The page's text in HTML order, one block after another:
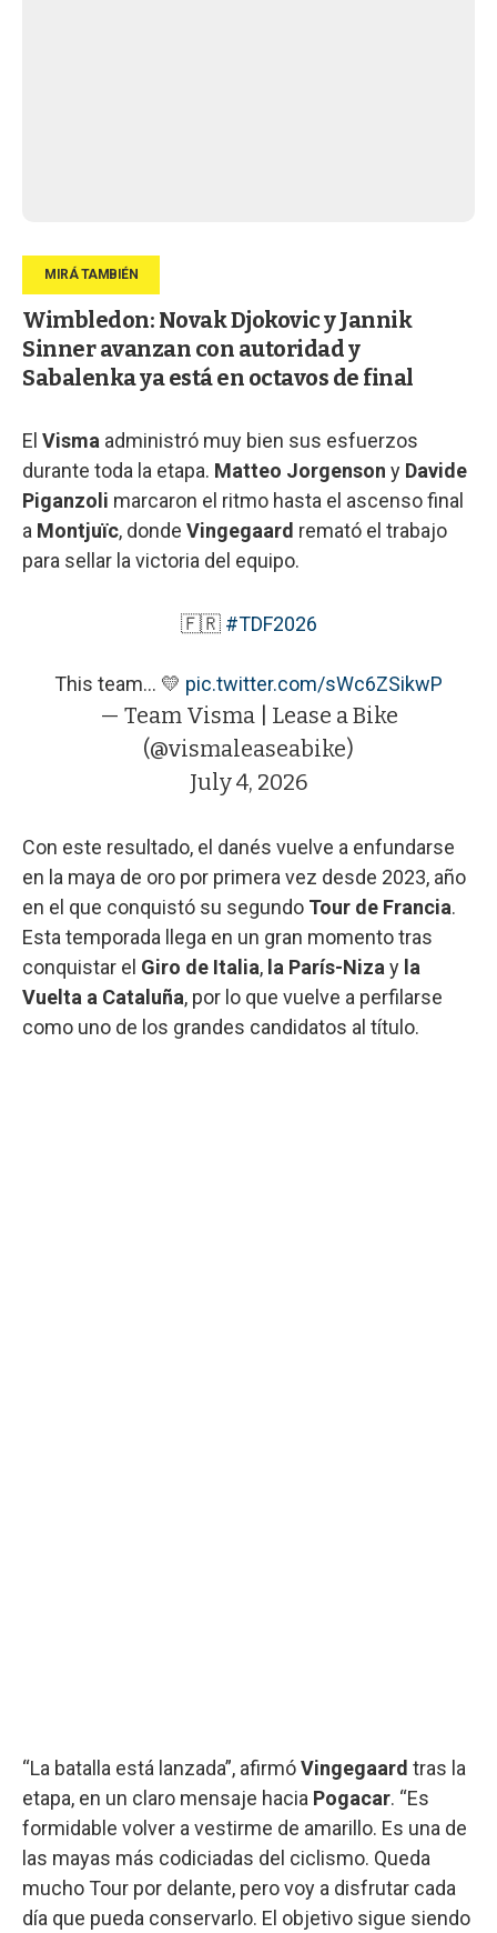
Wimbledon: Novak Djokovic y Jannik
Sinner avanzan con autoridad y
Sabalenka ya está en octavos de final
El Visma administró muy bien sus esfuerzos
durante toda la etapa. Matteo Jorgenson y Davide
Piganzoli marcaron el ritmo hasta el ascenso final
a Montjuïc, donde Vingegaard remató el trabajo
para sellar la victoria del equipo.
🇫🇷 #TDF2026
This team… 💛 pic.twitter.com/sWc6ZSikwP
— Team Visma | Lease a Bike
(@vismaleaseabike)
July 4, 2026
Con este resultado, el danés vuelve a enfundarse
en la maya de oro por primera vez desde 2023, año
en el que conquistó su segundo Tour de Francia.
Esta temporada llega en un gran momento tras
conquistar el Giro de Italia, la París-Niza y la
Vuelta a Cataluña, por lo que vuelve a perfilarse
como uno de los grandes candidatos al título.
“La batalla está lanzada”, afirmóVingegaard tras la
etapa, en un claro mensaje hacia Pogacar. “Es
formidable volver a vestirme de amarillo. Es una de
las mayas más codiciadas del ciclismo. Queda
mucho Tour por delante, pero voy a disfrutar cada
día que pueda conservarlo. El objetivo sigue siendo